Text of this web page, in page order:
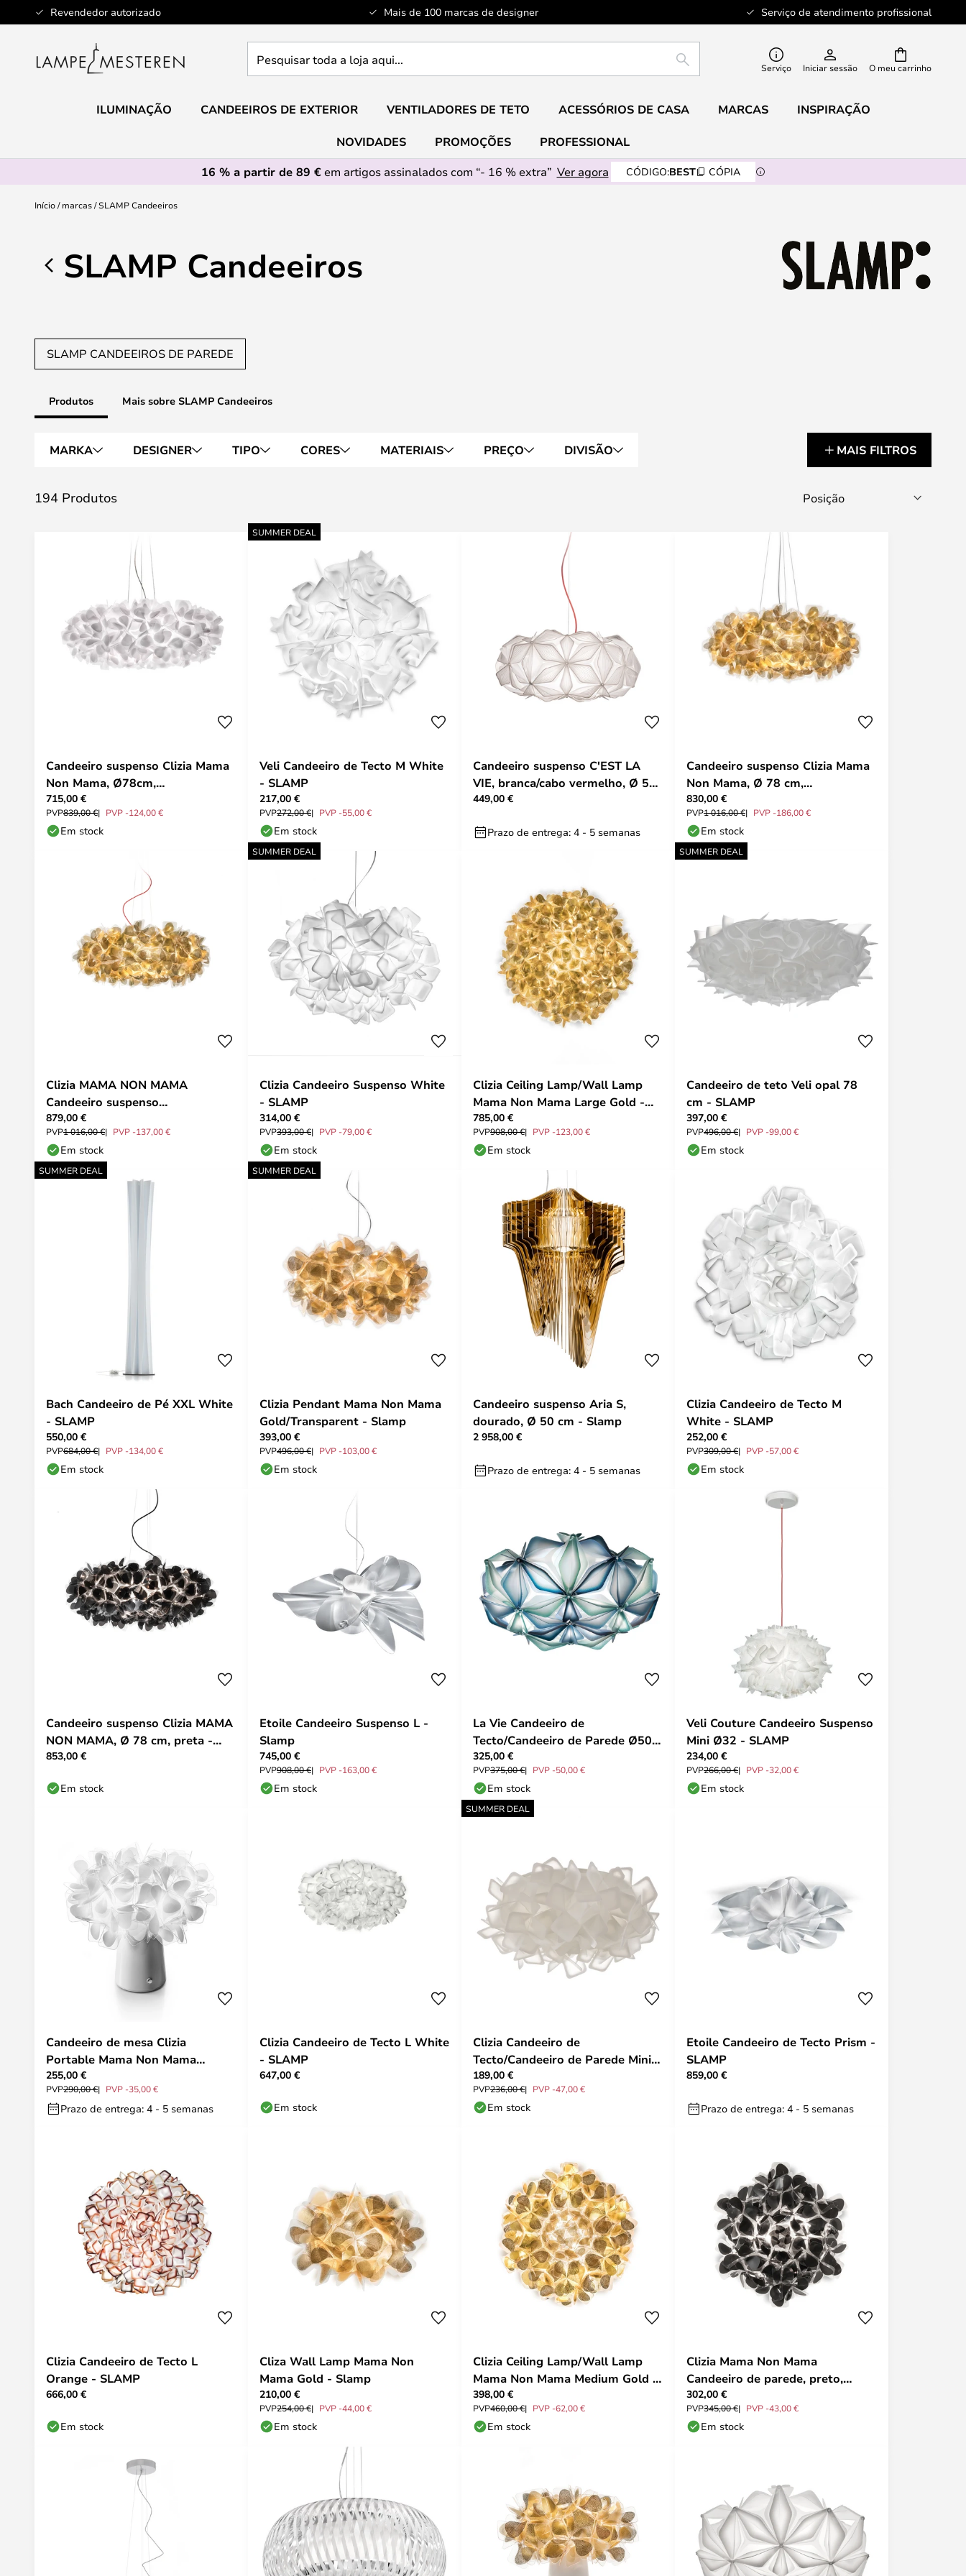
Revendedor autorizado Mais de 100 marcas de designer Serviço de atendimento profissional
Ir
para
Conteúdo
O meu carrinho
toda
loja
PESQUISAR Serviço Iniciar sessão
ILUMINAÇÃO CANDEEIROS DE EXTERIOR VENTILADORES DE TETO ACESSÓRIOS DE CASA MARCAS INSPIRAÇÃO
NOVIDADES PROMOÇÕES
PROFESSIONAL
16 % a partir de 89 €em artigos assinalados com “- 16 % extra” Ver agora CÓDIGO:BEST CÓPIA
Início marcas SLAMP Candeeiros
SLAMP Candeeiros
SLAMP CANDEEIROS DE PAREDE
Produtos Mais sobre SLAMP Candeeiros
MARKA DESIGNER TIPO CORES MATERIAIS PREÇO DIVISÃO MAIS FILTROS
194 Produtos
Candeeiro suspenso Clizia Mama
Non Mama, Ø78cm,
branco/transparente - Slamp
715,00 €
PVP839,00 € PVP -124,00 €
Em stock
SUMMER DEAL
Veli Candeeiro de Tecto M White
- SLAMP
217,00 €
PVP272,00 € PVP -55,00 €
Em stock
Candeeiro suspenso C'EST LA
VIE, branca/cabo vermelho, Ø 53
cm - Slamp
449,00 €
Prazo de entrega: 4 - 5 semanas
Candeeiro suspenso Clizia Mama
Non Mama, Ø 78 cm,
dourado/transparente - Slamp
830,00 €
PVP1 016,00 € PVP -186,00 €
Em stock
Clizia MAMA NON MAMA
Candeeiro suspenso
dourado/vermelho 78 cm -
SLAMP
879,00 €
PVP1 016,00 € PVP -137,00 €
Em stock
SUMMER DEAL
Clizia Candeeiro Suspenso White
- SLAMP
314,00 €
PVP393,00 € PVP -79,00 €
Em stock
Clizia Ceiling Lamp/Wall Lamp
Mama Non Mama Large Gold -
Slamp
785,00 €
PVP908,00 € PVP -123,00 €
Em stock
SUMMER DEAL
Candeeiro de teto Veli opal 78
cm - SLAMP
397,00 €
PVP496,00 € PVP -99,00 €
Em stock
SUMMER DEAL
Bach Candeeiro de Pé XXL White
- SLAMP
550,00 €
PVP684,00 € PVP -134,00 €
Em stock
SUMMER DEAL
Clizia Pendant Mama Non Mama
Gold/Transparent - Slamp
393,00 €
PVP496,00 € PVP -103,00 €
Em stock
Candeeiro suspenso Aria S,
dourado, Ø 50 cm - Slamp
2 958,00 €
Prazo de entrega: 4 - 5 semanas
Clizia Candeeiro de Tecto M
White - SLAMP
252,00 €
PVP309,00 € PVP -57,00 €
Em stock
Candeeiro suspenso Clizia MAMA
NON MAMA, Ø 78 cm, preta -
Slamp
853,00 €
Em stock
Etoile Candeeiro Suspenso L -
Slamp
745,00 €
PVP908,00 € PVP -163,00 €
Em stock
La Vie Candeeiro de
Tecto/Candeeiro de Parede Ø50
Blue - Slamp
325,00 €
PVP375,00 € PVP -50,00 €
Em stock
Veli Couture Candeeiro Suspenso
Mini Ø32 - SLAMP
234,00 €
PVP266,00 € PVP -32,00 €
Em stock
Candeeiro de mesa Clizia
Portable Mama Non Mama
Branco - Slamp
255,00 €
PVP290,00 € PVP -35,00 €
Prazo de entrega: 4 - 5 semanas
Clizia Candeeiro de Tecto L White
- SLAMP
647,00 €
Em stock
SUMMER DEAL
Clizia Candeeiro de
Tecto/Candeeiro de Parede Mini
White - SLAMP
189,00 €
PVP236,00 € PVP -47,00 €
Em stock
Etoile Candeeiro de Tecto Prism -
SLAMP
859,00 €
Prazo de entrega: 4 - 5 semanas
Clizia Candeeiro de Tecto L
Orange - SLAMP
666,00 €
Em stock
Cliza Wall Lamp Mama Non
Mama Gold - Slamp
210,00 €
PVP254,00 € PVP -44,00 €
Em stock
Clizia Ceiling Lamp/Wall Lamp
Mama Non Mama Medium Gold -
Slamp
398,00 €
PVP460,00 € PVP -62,00 €
Em stock
Clizia Mama Non Mama
Candeeiro de parede, preto,
Ø53cm - Slamp
302,00 €
PVP345,00 € PVP -43,00 €
Em stock